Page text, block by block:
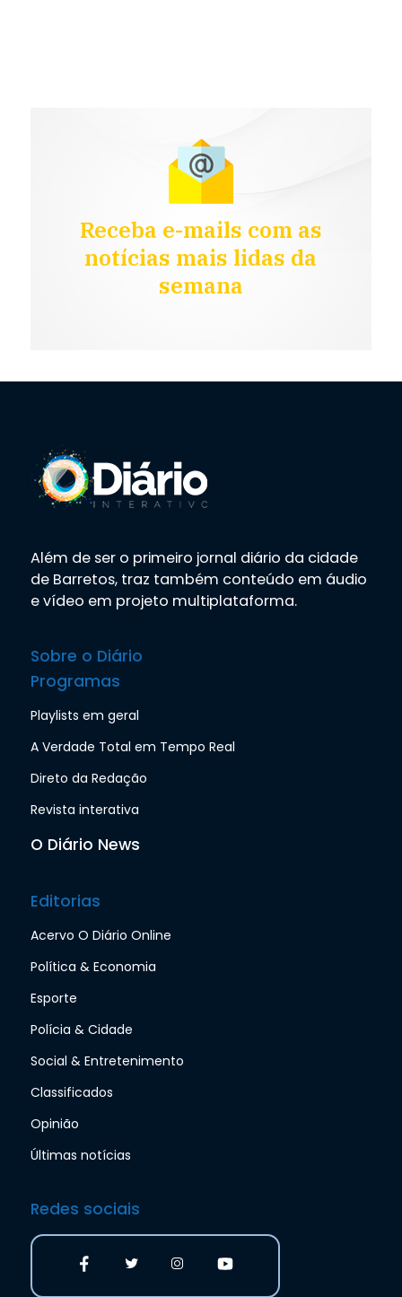
Receba e-mails com as
notícias mais lidas da
semana
Além de ser o primeiro jornal diário da cidade
de Barretos, traz também conteúdo em áudio
e vídeo em projeto multiplataforma.
Sobre o Diário
Programas
Playlists em geral
A Verdade Total em Tempo Real
Direto da Redação
Revista interativa
O Diário News
Editorias
Acervo O Diário Online
Política & Economia
Esporte
Polícia & Cidade
Social & Entretenimento
Classificados
Opinião
Últimas notícias
Redes sociais